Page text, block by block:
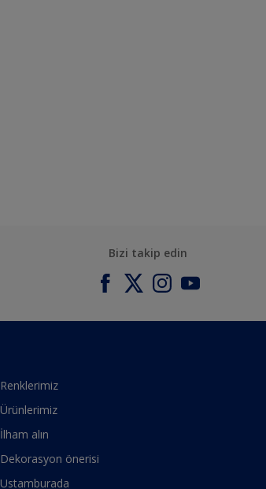
Bizi takip edin
Renklerimiz
Ürünlerimiz
İlham alın
Dekorasyon önerisi
Ustamburada